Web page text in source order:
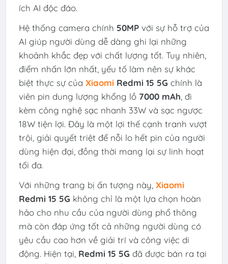
ích AI độc đáo.
Hệ thống camera chính 50MPvới sự hỗ trợ của
AI giúp người dùng dễ dàng ghi lại những
khoảnh khắc đẹp với chất lượng tốt. Tuy nhiên,
điểm nhấn lớn nhất, yếu tố làm nên sự khác
biệt thực sự của Xiaomi Redmi 15 5G chính là
viên pin dung lượng khổng lồ 7000 mAh , đi
kèm công nghệ sạc nhanh 33W và sạc ngược
18W tiện lợi. Đây là một lợi thế cạnh tranh vượt
trội, giải quyết triệt để nỗi lo hết pin của người
dùng hiện đại, đồng thời mang lại sự linh hoạt
tối đa.
Với những trang bị ấn tượng này, Xiaomi
Redmi 15 5G không chỉ là một lựa chọn hoàn
hảo cho nhu cầu của người dùng phổ thông
mà còn đáp ứng tốt cả những người dùng có
yêu cầu cao hơn về giải trí và công việc di
động. Hiện tại, Redmi 15 5G đã được bán ra tại